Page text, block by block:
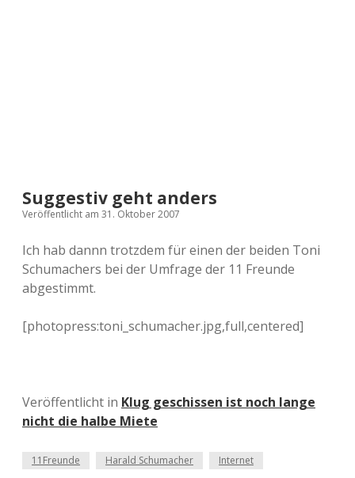
Suggestiv geht anders
Veröffentlicht am 31. Oktober 2007
Ich hab dannn trotzdem für einen der beiden Toni
Schumachers bei der Umfrage der 11 Freunde
abgestimmt.
[photopress:toni_schumacher.jpg,full,centered]
Veröffentlicht in Klug geschissen ist noch lange
nicht die halbe Miete
11Freunde Harald Schumacher Internet